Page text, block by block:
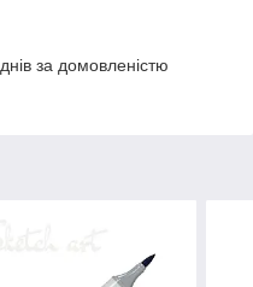
за домовленістю